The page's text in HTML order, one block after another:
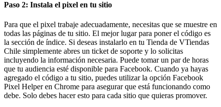
Paso 2: Instala el pixel en tu sitio
Para que el pixel trabaje adecuadamente, necesitas que se muestre en
todas las páginas de tu sitio. El mejor lugar para poner el código es
la sección de índice. Si deseas instalarlo en tu Tienda de VTiendas
Chile simplemente abres un ticket de soporte y lo solicitas
incluyendo la información necesaria. Puede tomar un par de horas
que tu audiencia esté disponible para Facebook. Cuando ya hayas
agregado el código a tu sitio, puedes utilizar la opción Facebook
Pixel Helper en Chrome para asegurar que está funcionando como
debe. Solo debes hacer esto para cada sitio que quieras promover.